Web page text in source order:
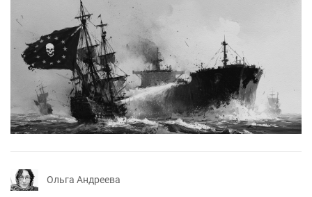
Ольга Андреева